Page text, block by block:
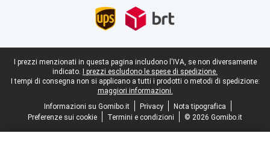
Piè di pagina legale
I prezzi menzionati in questa pagina includono l'IVA, se non diversamente
indicato.
I prezzi escludono le spese di spedizione.
I tempi di consegna non si applicano a tutti i prodotti o metodi di spedizione:
maggiori informazioni.
Informazioni su Gomibo.it
Privacy
Nota tipografica
Preferenze sui cookie
Termini e condizioni © 2026 Gomibo.it